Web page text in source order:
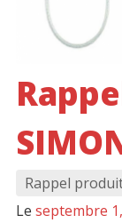
Rappel
Le septembre